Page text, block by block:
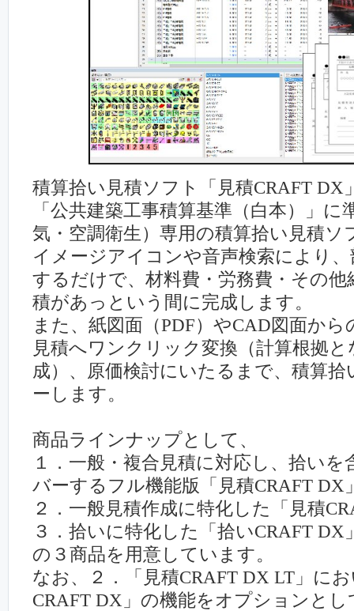
積算拾い見積ソフト「見積CRAFT DX
「公共建築工事積算基準（⽩本）」
気・空調衛生）専用の積算拾い⾒積ソ
イメージアイコンや音声検索により
するだけで、材料費・労務費・その他
積があっという間に完成します。
また、紙図面（PDF）やCAD図⾯か
⾒積へワンクリック変換（計算根拠
成）、原価検討にいたるまで、積算
ーします。
商品ラインナップとして、
１．一般・複合見積に対応し、拾い
バーするフル機能版「見積CRAFT DX
２．一般見積作成に特化した「見積
３．拾いに特化した「拾いCRAFT DX
の３商品を用意しています。
なお、２．「見積CRAFT DX LT」に
CRAFT DX」の機能をオプションと